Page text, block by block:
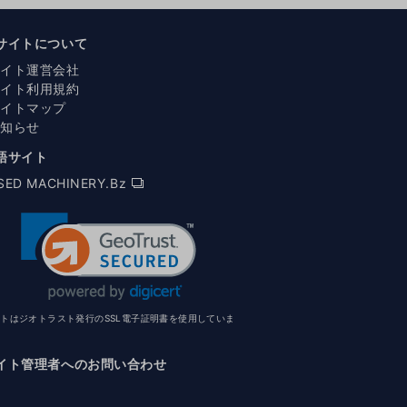
イトについて
ト運営会社
ト利用規約
トマップ
らせ
サイト
MACHINERY.Bz
はジオトラスト発行のSSL電子証明書を使用していま
ト管理者へのお問い合わせ